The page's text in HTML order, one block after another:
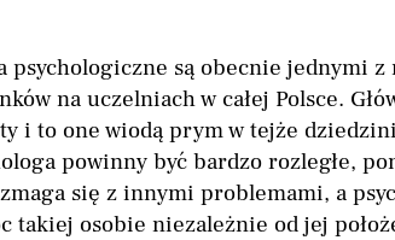
psychologiczne są obecnie jednymi
na uczelniach w całej Polsce.
i to one wiodą prym w tejże
powinny być bardzo rozległe,
się z innymi problemami, a
takiej osobie niezależnie od jej